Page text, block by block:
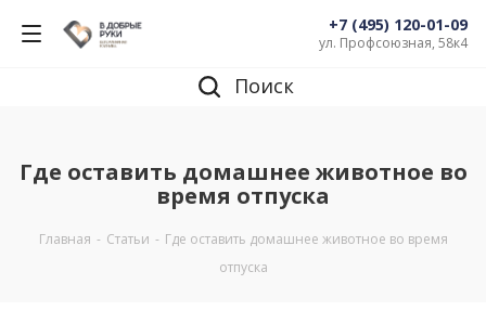
+7 (495) 120-01-09
ул. Профсоюзная, 58к4
Поиск
Где оставить домашнее животное во
время отпуска
Главная - Статьи - Где оставить домашнее животное во время
отпуска